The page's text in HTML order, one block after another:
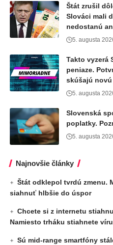
Štát zrušil
Slováci mali
nedostanú
5. augusta
Takto vyzerá
peniaze.
skúšajú
5. augusta
Slovenská
poplatky.
5. augusta
Najnovšie články
Štát odklepol tvrdú zmenu.
siahnuť hlbšie do úspor
Chcete si z internetu
Namiesto trháku stiahnete
Sú mid-range smartfóny